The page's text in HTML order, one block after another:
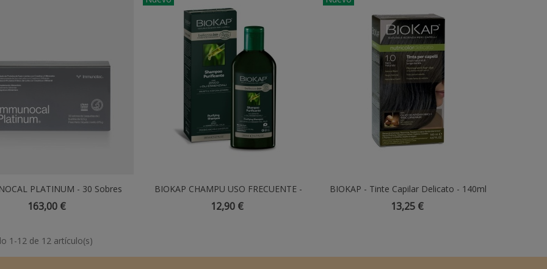
Añadir Al CarritoPLATINUM - 30 Sobres
163,00 €
Añadir Al Carrito
BIOKAP CHAMPU USO FRECUENTE -
200 ML
12,90 €
Añadir Al Carrito
BIOKAP - Tinte Capilar Delicato - 140ml
13,25 €
1-12 de 12 artículo(s)